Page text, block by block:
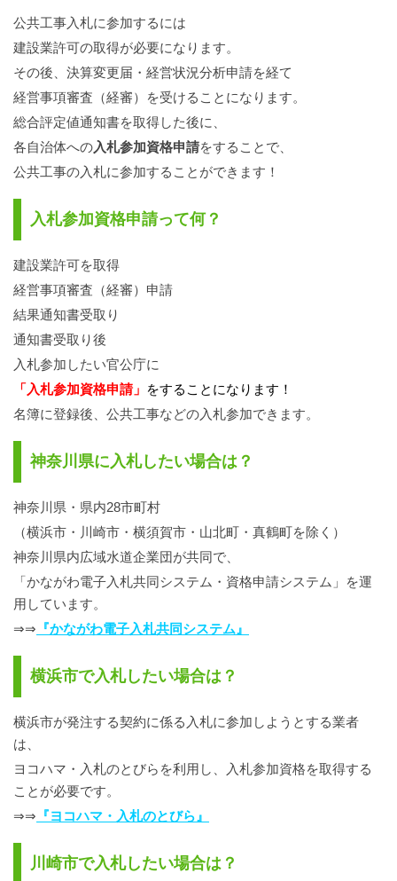
公共工事入札に参加するには
建設業許可の取得が必要になります。
その後、決算変更届・経営状況分析申請を経て
経営事項審査（経審）を受けることになります。
総合評定値通知書を取得した後に、
各自治体への入札参加資格申請をすることで、
公共工事の入札に参加することができます！
入札参加資格申請って何？
建設業許可を取得
経営事項審査（経審）申請
結果通知書受取り
通知書受取り後
入札参加したい官公庁に
「入札参加資格申請」 をすることになります！
名簿に登録後、公共工事などの入札参加できます。
神奈川県に入札したい場合は？
神奈川県・県内28市町村
（横浜市・川崎市・横須賀市・山北町・真鶴町を除く）
神奈川県内広域水道企業団が共同で、
「かながわ電子入札共同システム・資格申請システム」を運
用しています。
⇒⇒ 『かながわ電子入札共同システム』
横浜市で入札したい場合は？
横浜市が発注する契約に係る入札に参加しようとする業者
は、
ヨコハマ・入札のとびらを利用し、入札参加資格を取得する
ことが必要です。
⇒⇒ 『ヨコハマ・入札のとびら』
川崎市で入札したい場合は？